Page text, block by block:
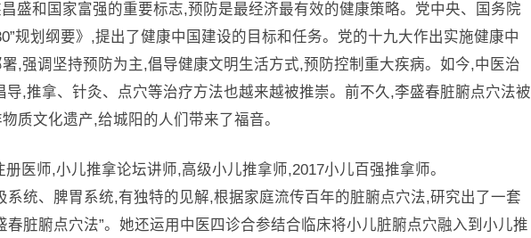
盛和国家富强的重要标志,预防是最经济最有效的健康策略。党中央、国务院
规划纲要》,提出了健康中国建设的目标和任务。党的十九大作出实施健康中
,强调坚持预防为主,倡导健康文明生活方式,预防控制重大疾病。如今,中医治
导,推拿、针灸、点穴等治疗方法也越来越被推崇。前不久,李盛春脏腑点穴法被
质文化遗产,给城阳的人们带来了福音。
医师,小儿推拿论坛讲师,高级小儿推拿师,2017小儿百强推拿师。
系统、脾胃系统,有独特的见解,根据家庭流传百年的脏腑点穴法,研究出了一套
脏腑点穴法”。她还运用中医四诊合参结合临床将小儿脏腑点穴融入到小儿推